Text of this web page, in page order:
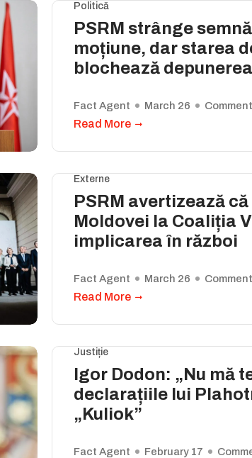
Politică
PSRM strânge
moțiune, dar starea
blochează depunerea
Fact Agent March 26
Read More
Externe
PSRM avertizează
Moldovei la Coaliția
implicarea în război
Fact Agent March 26
Read More
Justiție
Igor Dodon: „Nu mă
declarațiile lui
„Kuliok”
Fact Agent February 17